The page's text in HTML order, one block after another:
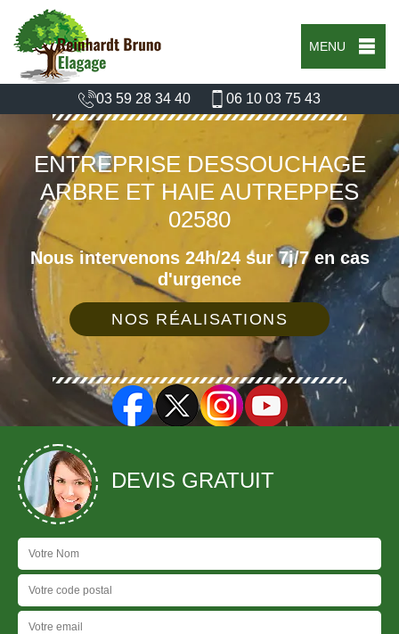
MENU
03 59 28 34 40 06 10 03 75 43
ENTREPRISE DESSOUCHAGE
ARBRE ET HAIE AUTREPPES
02580
Nous intervenons 24h/24 sur 7j/7 en cas
d'urgence
NOS RÉALISATIONS
DEVIS GRATUIT